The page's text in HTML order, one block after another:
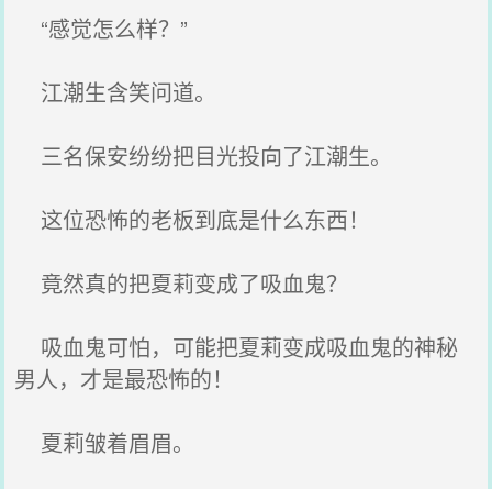
“感觉怎么样？”
江潮生含笑问道。
三名保安纷纷把目光投向了江潮生。
这位恐怖的老板到底是什么东西！
竟然真的把夏莉变成了吸血鬼？
吸血鬼可怕，可能把夏莉变成吸血鬼的神秘
男人，才是最恐怖的！
夏莉皱着眉眉。